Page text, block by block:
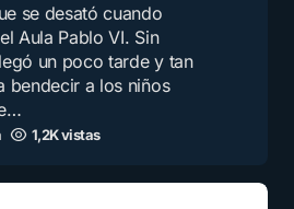
se desató cuando
Aula Pablo VI. Sin
un poco tarde y tan
bendecir a los niños
1,2K vistas